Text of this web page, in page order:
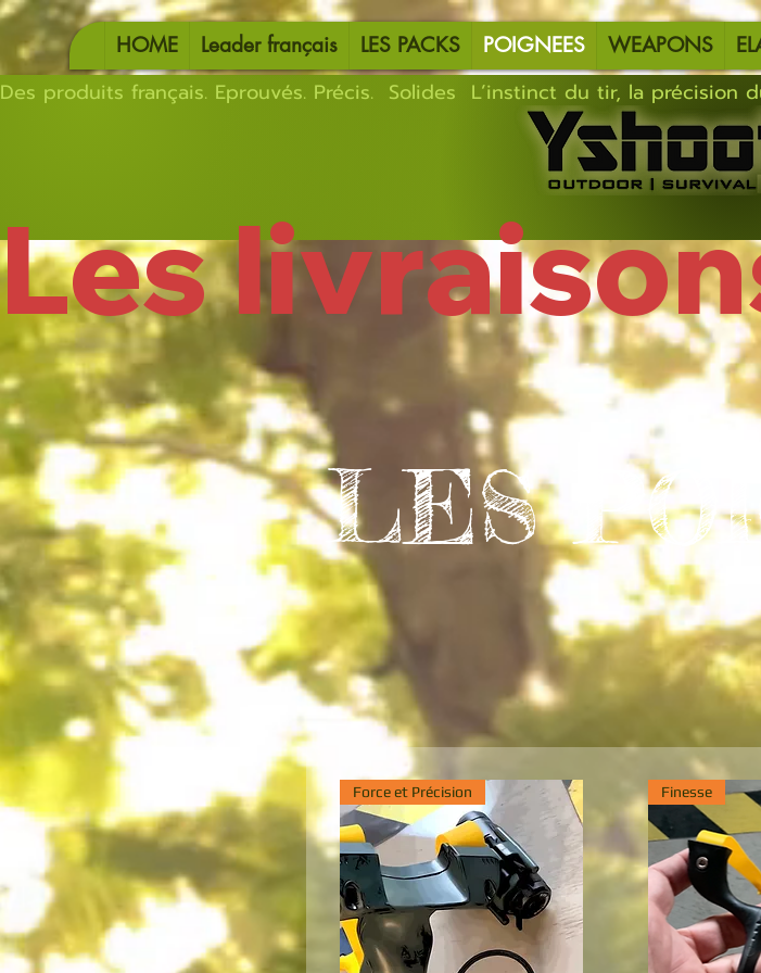
HOME Leader français LES PACKS POIGNEES WEAPONS
Les
Des produits français. Eprouvés. Précis.  Solides  L’instinct du tir, la précision
LES
Force et Précision Finesse